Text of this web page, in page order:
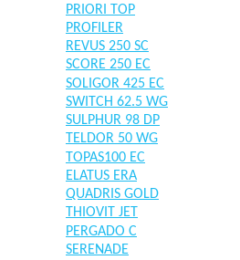
PRIORI TOP
PROFILER
REVUS 250 SC
SCORE 250 EC
SOLIGOR 425 EC
SWITCH 62.5 WG
SULPHUR 98 DP
TELDOR 50 WG
TOPAS100 EC
ELATUS ERA
QUADRIS GOLD
THIOVIT JET
PERGADO C
SERENADE